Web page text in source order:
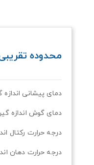
محدوده
دمای پیشانی اندازه گیری
دمای گوش اندازه گیری شده
درجه حرارت رکتال اندازه
درجه حرارت دهان اندازه